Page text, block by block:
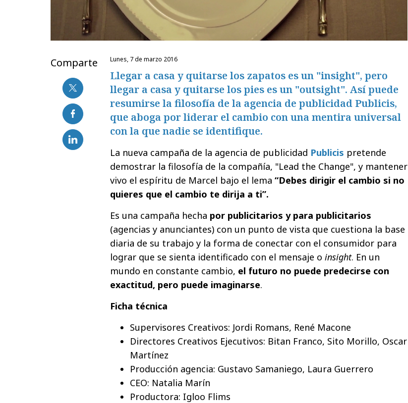
Comparte lunes, 7 de marzo 2016
Llegar a casa y quitarse los zapatos es un "insight", pero
llegar a casa y quitarse los pies es un "outsight". Así puede
resumirse la filosofía de la agencia de publicidad Publicis,
que aboga por liderar el cambio con una mentira universal
con la que nadie se identifique.
La nueva campaña de la agencia de publicidad Publicis pretende
demostrar la filosofía de la compañía, "Lead the Change", y mantener
vivo el espíritu de Marcel bajo el lema “Debes dirigir el cambio si no
quieres que el cambio te dirija a ti”.
Es una campaña hecha por publicitarios y para publicitarios
(agencias y anunciantes) con un punto de vista que cuestiona la base
diaria de su trabajo y la forma de conectar con el consumidor para
lograr que se sienta identificado con el mensaje o insight. En un
mundo en constante cambio, el futuro no puede predecirse con
exactitud, pero puede imaginarse.
Ficha técnica
Supervisores Creativos: Jordi Romans, René Macone
Directores Creativos Ejecutivos: Bitan Franco, Sito Morillo, Oscar
Martínez
Producción agencia: Gustavo Samaniego, Laura Guerrero
CEO: Natalia Marín
Productora: Igloo Flims